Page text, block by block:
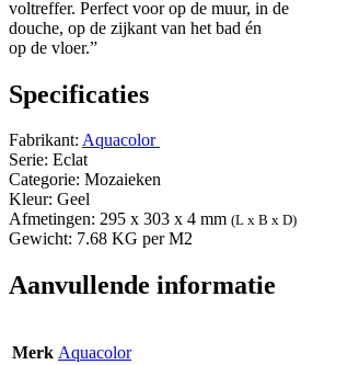
voltreffer. Perfect voor op de muur, in de
douche, op de zijkant van het bad én
op de vloer.”
Specificaties
Fabrikant: Aquacolor
Serie: Eclat
Categorie: Mozaieken
Kleur: Geel
Afmetingen: 295 x 303 x 4 mm (L x B x D)
Gewicht: 7.68 KG per M2
Aanvullende informatie
Merk Aquacolor